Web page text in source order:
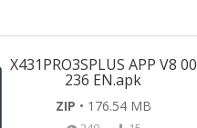
X431PRO3SPLUS APP V8 00
236 EN.apk
ZIP • 176.54 MB